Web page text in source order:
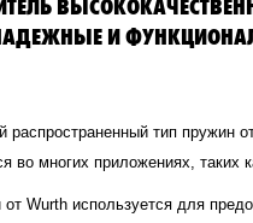
И
распространенный тип пружин
во многих приложениях,
от Wurth используется для